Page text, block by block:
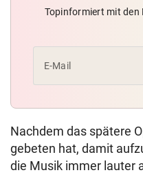
Topinformiert mit den
E-Mail
Nachdem das spätere
gebeten hat, damit
die Musik immer lauter